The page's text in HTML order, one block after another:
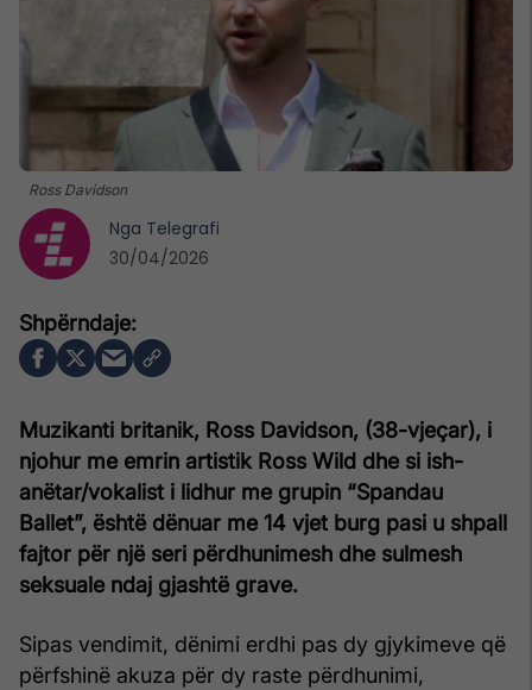
Ross Davidson
Muzikanti britanik, Ross Davidson, (38-vjeçar), i
njohur me emrin artistik Ross Wild dhe si ish-
anëtar/vokalist i lidhur me grupin “Spandau
Ballet”, është dënuar me 14 vjet burg pasi u shpall
fajtor për një seri përdhunimesh dhe sulmesh
seksuale ndaj gjashtë grave.
Sipas vendimit, dënimi erdhi pas dy gjykimeve që
përfshinë akuza për dy raste përdhunimi,
Nga Telegrafi
30/04/2026